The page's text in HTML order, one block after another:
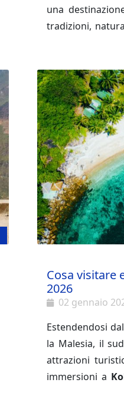
una
tradizioni,
sabbia diMui
unica in
tutto ciò che
viaggio nel sud
partire, come
itinerario
tappa. Che
gastronomia,
conquistarti.
Cosa visitare
2026
02 gennaio
Estendendosi dal
la Malesia, il
attrazioni
immersioni a